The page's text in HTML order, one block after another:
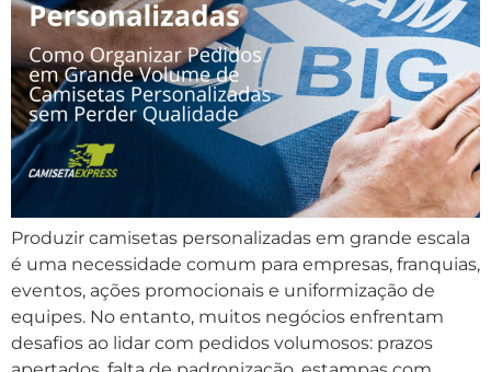
Produzir camisetas personalizadas em grande escala
é uma necessidade comum para empresas, franquias,
eventos, ações promocionais e uniformização de
equipes. No entanto, muitos negócios enfrentam
desafios ao lidar com pedidos volumosos: prazos